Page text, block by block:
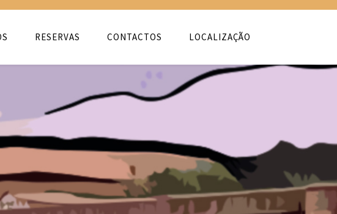
RESERVAS CONTACTOS LOCALIZAÇÃO